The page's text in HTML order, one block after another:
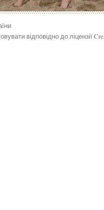
відповідно до ліцензії